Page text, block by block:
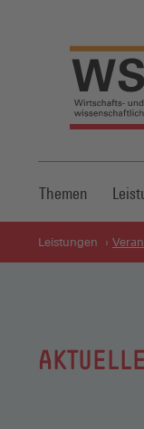
Themen
Leistungen